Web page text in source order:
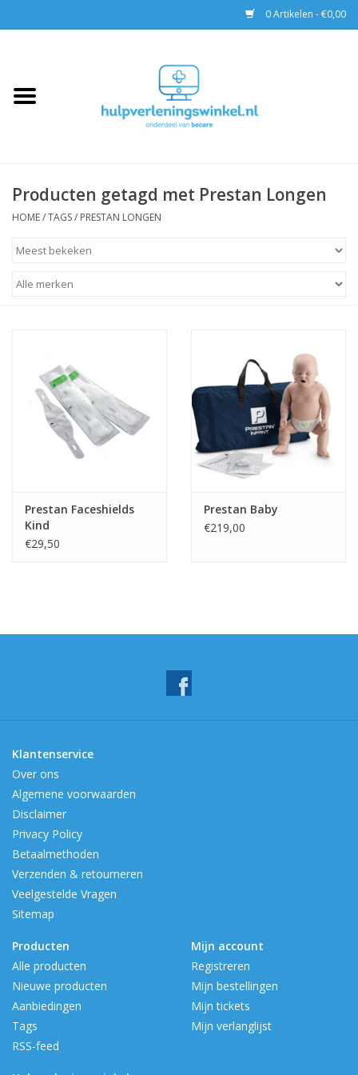
0 Artikelen - €0,00
EHBO
Pax tassen
Producten getagd met Prestan Longen
HOME/TAGS/ PRESTAN LONGEN
Prestan Faceshields
Kind
€29,50
Prestan Baby
€219,00
Klantenservice
Over ons
Algemene voorwaarden
Disclaimer
Privacy Policy
Betaalmethoden
Verzenden & retourneren
Veelgestelde Vragen
Sitemap
Producten
Alle producten
Nieuwe producten
Aanbiedingen
Tags
RSS-feed
Mijn account
Registreren
Mijn bestellingen
Mijn tickets
Mijn verlanglijst